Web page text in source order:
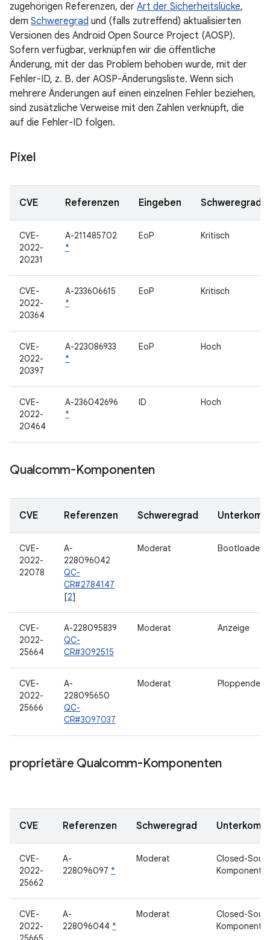
zugehörigen Referenzen, der Art der Sicherheitslücke,
dem Schweregrad und (falls zutreffend) aktualisierten
Versionen des Android Open Source Project (AOSP).
Sofern verfügbar, verknüpfen wir die öffentliche
Änderung, mit der das Problem behoben wurde, mit der
Fehler-ID, z. B. der AOSP-Änderungsliste. Wenn sich
mehrere Änderungen auf einen einzelnen Fehler beziehen,
sind zusätzliche Verweise mit den Zahlen verknüpft, die
auf die Fehler-ID folgen.
Pixel
CVE Referenzen Eingeben Schweregrad
CVE-
2022-
20231
A-211485702
*
EoP Kritisch
CVE-
2022-
20364
A-233606615
*
EoP Kritisch
CVE-
2022-
20397
A-223086933
*
EoP Hoch
CVE-
2022-
20464
A-236042696
*
ID Hoch
Qualcomm-Komponenten
CVE Referenzen Schweregrad
CVE-
2022-
22078
A-
228096042
QC-
CR#2784147
[2]
Moderat Bootloader
CVE-
2022-
25664
A-228095839
QC-
CR#3092515
Moderat Anzeige
CVE-
2022-
25666
A-
228095650
QC-
CR#3097037
Moderat Ploppendes
proprietäre Qualcomm-Komponenten
CVE Referenzen Schweregrad
CVE-
2022-
25662
A-
228096097 *
Moderat
Closed-
Komponente
CVE-
2022-
A-
228096044 *
Moderat
Closed-
Komponente